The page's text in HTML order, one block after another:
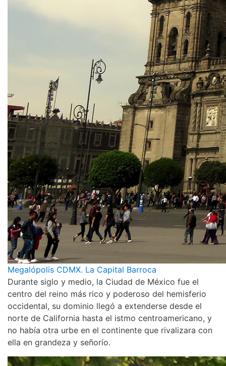
Megalópolis CDMX. La Capital Barroca
Durante siglo y medio, la Ciudad de México fue el
centro del reino más rico y poderoso del hemisferio
occidental, su dominio llegó a extenderse desde el
norte de California hasta el istmo centroamericano, y
no había otra urbe en el continente que rivalizara con
ella en grandeza y señorío.